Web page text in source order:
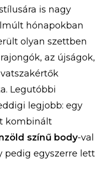
is nagy
hónapokban
olyan szettben
az újságok,
Legutóbbi
legjobb: egy
kombinált
színű body-val
pedig egyszerre lett